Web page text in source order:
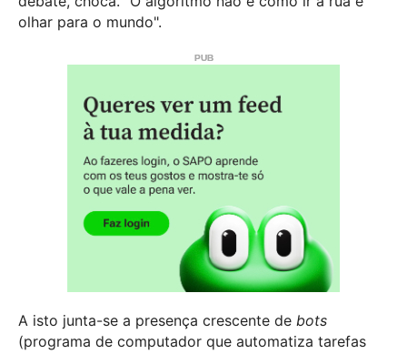
olhar para o mundo".
A isto junta-se a presença crescente de bots
(programa de computador que automatiza tarefas